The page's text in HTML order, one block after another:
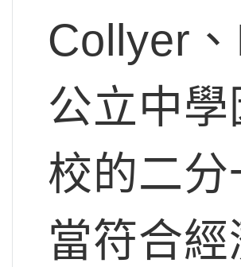
Collyer
公立中
校的二
當符合